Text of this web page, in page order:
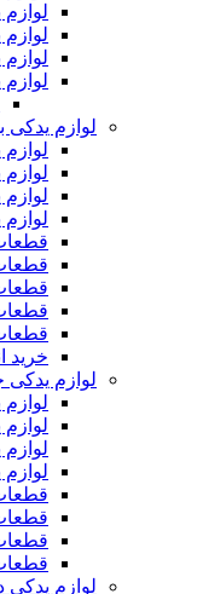
لوازم یدکی
لوازم یدکی بیل
لوازم یدکی بیل
لوازم یدکی بیل
قطعات
لوازم یدکی بلدوزر
لوازم یدکی
لوازم یدکی
لوازم یدکی
لوازم یدکی
قطعات بلدوزر
قطعات بلدوزر
قطعات بلدوزر
قطعات بلدوزر
قطعات بلدوزر
خرید انواع
لوازم یدکی جرثقیل
لوازم یدکی
لوازم یدکی
لوازم یدکی
لوازم یدکی
قطعات جرثقیل
قطعات جرثقیل
قطعات جرثقیل
قطعات جرثقیل
لوازم یدکی دامپتراک